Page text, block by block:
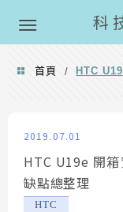
科
首頁 / HTC
2019.07.01
HTC U19e 開
缺點總整理
HTC